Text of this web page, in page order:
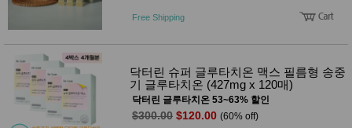
Free Shipping
닥터린 슈퍼 글루타치온 맥스 필름형 송중
기 글루타치온 (427mg x 120매)
닥터린 글루타치온 53~63% 할인
$300.00 $120.00 (60% off)